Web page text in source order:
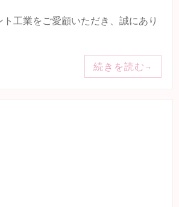
工業をご愛顧いただき、誠にあり
続きを読む →